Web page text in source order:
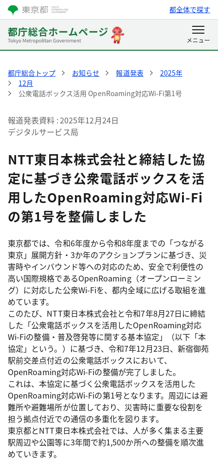
都全体で探す
都庁総合トップ お知らせ 報道発表
2025年
12月
公衆電話ボックス活用 OpenRoaming対応Wi-Fi第1号
報道発表資料 2025年12月24日
デジタルサービス局
NTT東日本株式会社と締結した協
定に基づき公衆電話ボックスを活
用したOpenRoaming対応Wi-Fi
の第1号を整備しました
東京都では、令和6年度から令和8年度までの「つながる
東京」展開方針・3か年のアクションプランに基づき、災
害時やインバウンド等への対応のため、安全で利便性の
高い国際規格であるOpenRoaming（オープンローミン
グ）に対応した公衆Wi-Fiを、都内全域に広げる取組を進
めています。
このたび、NTT東日本株式会社と令和7年8月27日に締結
した「公衆電話ボックスを活用したOpenRoaming対応
Wi-Fiの整備・普及啓発等に関する基本協定」（以下「本
協定」という。）に基づき、令和7年12月23日、新宿御苑
駅前交差点付近の公衆電話ボックスにおいて、
OpenRoaming対応Wi-Fiの整備が完了しました。
これは、本協定に基づく公衆電話ボックスを活用した
OpenRoaming対応Wi-Fiの第1号となります。周辺には避
難所や避難場所が位置しており、災害時に重要な役割を
担う拠点付近での通信の多重化を図ります。
東京都とNTT東日本株式会社では、人が多く集まる主要
駅周辺や公園等に3年間で約1,500か所への整備を順次進
めていきます。